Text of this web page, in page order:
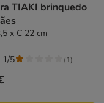
TIAKI brinquedo
x C 22 cm
1/5 (1)